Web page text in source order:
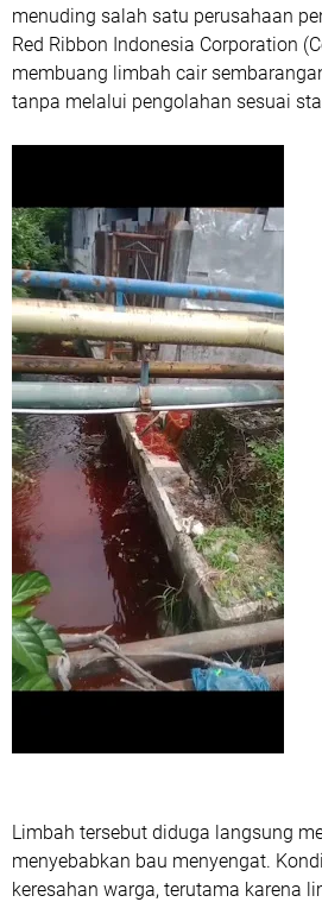
menuding salah satu perusahaan
Red Ribbon Indonesia Corporation
membuang limbah cair
tanpa melalui pengolahan sesuai
Limbah tersebut diduga langsung
menyebabkan bau menyengat.
keresahan warga, terutama karena